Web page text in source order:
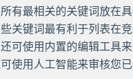
有最相关的关键词放在
关键词最有利于列表在
可使用内置的编辑工具
使用人工智能来审核您